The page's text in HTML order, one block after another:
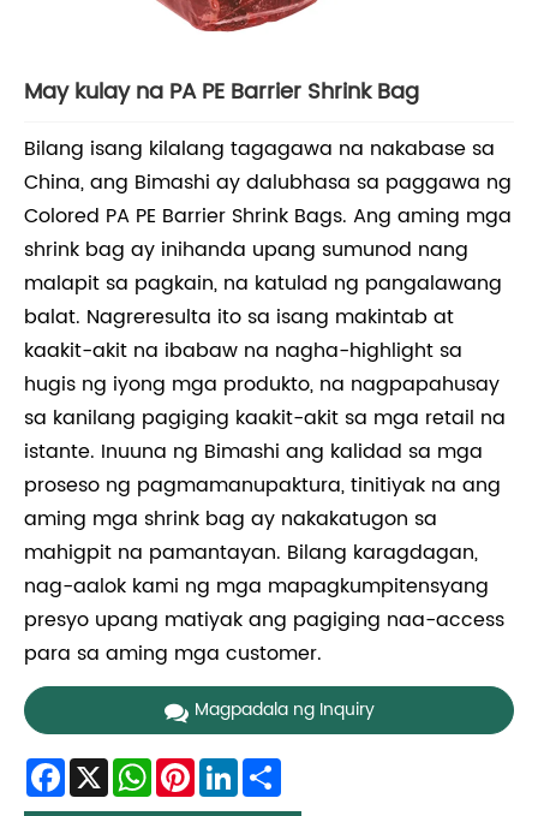
May kulay na PA PE Barrier Shrink Bag
Bilang isang kilalang tagagawa na nakabase sa
China, ang Bimashi ay dalubhasa sa paggawa ng
Colored PA PE Barrier Shrink Bags. Ang aming mga
shrink bag ay inihanda upang sumunod nang
malapit sa pagkain, na katulad ng pangalawang
balat. Nagreresulta ito sa isang makintab at
kaakit-akit na ibabaw na nagha-highlight sa
hugis ng iyong mga produkto, na nagpapahusay
sa kanilang pagiging kaakit-akit sa mga retail na
istante. Inuuna ng Bimashi ang kalidad sa mga
proseso ng pagmamanupaktura, tinitiyak na ang
aming mga shrink bag ay nakakatugon sa
mahigpit na pamantayan. Bilang karagdagan,
nag-aalok kami ng mga mapagkumpitensyang
presyo upang matiyak ang pagiging naa-access
para sa aming mga customer.
Magpadala ng Inquiry
Facebook
X WhatsApp
Pinterest
LinkedIn